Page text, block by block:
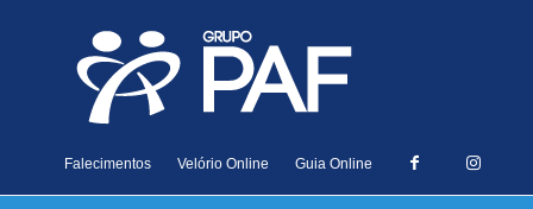
Falecimentos Velório Online Guia Online